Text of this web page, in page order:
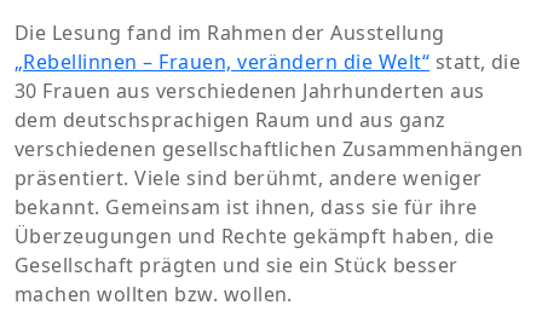
Die Lesung fand im Rahmen der Ausstellung
„Rebellinnen – Frauen, verändern die Welt“ statt, die
30 Frauen aus verschiedenen Jahrhunderten aus
dem deutschsprachigen Raum und aus ganz
verschiedenen gesellschaftlichen Zusammenhängen
präsentiert. Viele sind berühmt, andere weniger
bekannt. Gemeinsam ist ihnen, dass sie für ihre
Überzeugungen und Rechte gekämpft haben, die
Gesellschaft prägten und sie ein Stück besser
machen wollten bzw. wollen.